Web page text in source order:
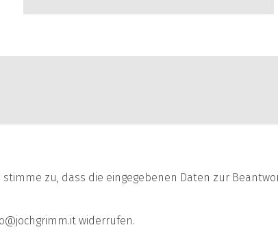
zu, dass die eingegebenen Daten zur
widerrufen.